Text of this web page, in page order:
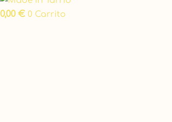
0,00 € 0 Carrito